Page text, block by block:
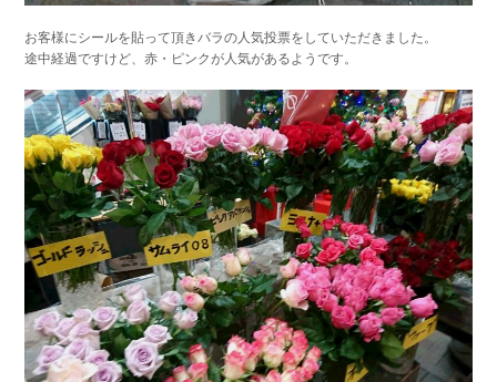
お客様にシールを貼って頂きバラの人気投票をしていただきました。
途中経過ですけど、赤・ピンクが人気があるようです。